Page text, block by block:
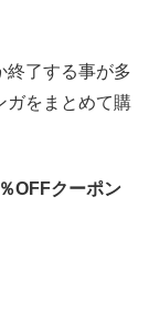
終了する事が多
ガをまとめて購
OFFクーポン